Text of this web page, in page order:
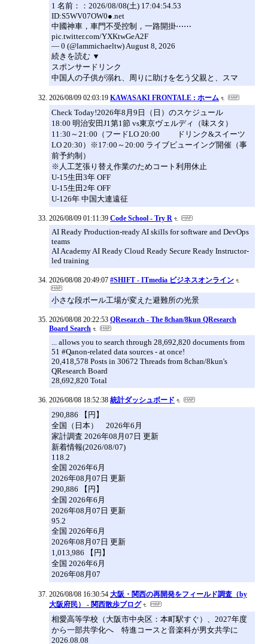
1 名前：：2026/08/08(土) 17:04:54.53
ID:S5WV07OW0●.net
中國神車，車門不受控制，一路開掛⋯⋯
pic.twitter.com/YXKtwGeA2F
— 0 (@lammichaeltw) August 8, 2026
続きを読む ▼
スポンサードリンク
中国人の子供が溺れ、周りに助けを乞う父親と、スマ
2026/08/09 02:03:19 KAWASAKI FRONTALE : ホーム
Check Today!2026年8月9日（日）のスケジュール
18:00 明治安田J1第1節 vs東京ヴェルディ（味スタ）
11:30～21:00（フードLO 20:00 ドリンク&スイーツ
LO 20:30）※17:00～20:00 ライブビューイング開催（事
前予約制）
※人工芝張り替え作業のためコート利用休止
U-15生田3年 OFF
U-15生田2年 OFF
U-126年 中国大連遠征
2026/08/09 01:11:39 Code School - Try R
AI Ready Production-ready AI skills for software and DevOps
teams
AI Academy AI Ready Cloud Ready Secure Ready Instructor-
led training
2026/08/08 20:49:07 #SHIFT - ITmedia ビジネスオンライン
小さな段ボール工場が変えた避難所の光景
2026/08/08 20:22:53 QResear.ch - The 8chan/8kun QResearch
Board Search
... allows you to search through 28,692,820 documents from
51 #Qanon-related data sources - at once!
20,418,578 Posts in 30672 Threads from 8chan/8kun's
QResearch Board
28,692,820 Total
2026/08/08 18:52:38 統計ダッシュボード
290,886 【円】
全国（日本） 2026年6月
家計調査 2026年08月07日 更新
新着情報(2026/08/07)
118.2
全国 2026年6月
2026年08月07日 更新
290,886 【円】
全国 2026年6月
2026年08月07日 更新
95.2
全国 2026年6月
2026年08月07日 更新
1,013,986 【円】
全国 2026年6月
2026年08月07
2026/08/08 16:30:54 大阪・関西の再開発をフィールド調査（by
大阪府民） - 関西散歩ブログ
相愛高等学校（大阪市中央区：本町駅すぐ）、2027年度
から一部共学化へ 特進コースと音楽科が男女共学に
2026.08.08